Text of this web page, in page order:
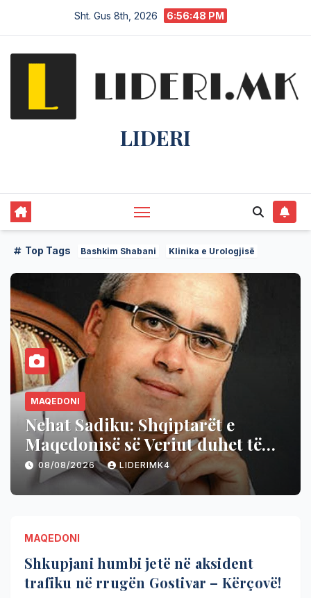
Sht. Gus 8th, 2026 6:56:49 PM
LIDERI
Top Tags Bashkim Shabani Klinika e Urologjisë
MAQEDONI
Ministria e Ekonomisë: Ushqimet
më lirë për të dytin muaj
radhazi!
08/08/2026 LIDERIMK4
MAQEDONI
Shkupjani humbi jetë në aksident
trafiku në rrugën Gostivar – Kërçovë!